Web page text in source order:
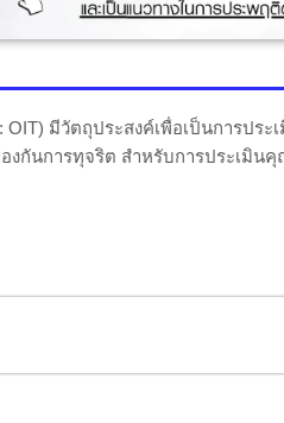
มีวัตถุประสงค์เพื่อเป็นการปร
กันการทุจริต สำหรับการประเมิน